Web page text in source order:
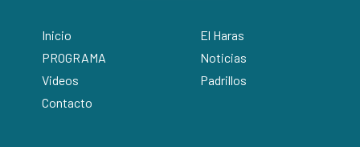
Inicio
El Haras
PROGRAMA
Noticias
Videos
Padrillos
Contacto